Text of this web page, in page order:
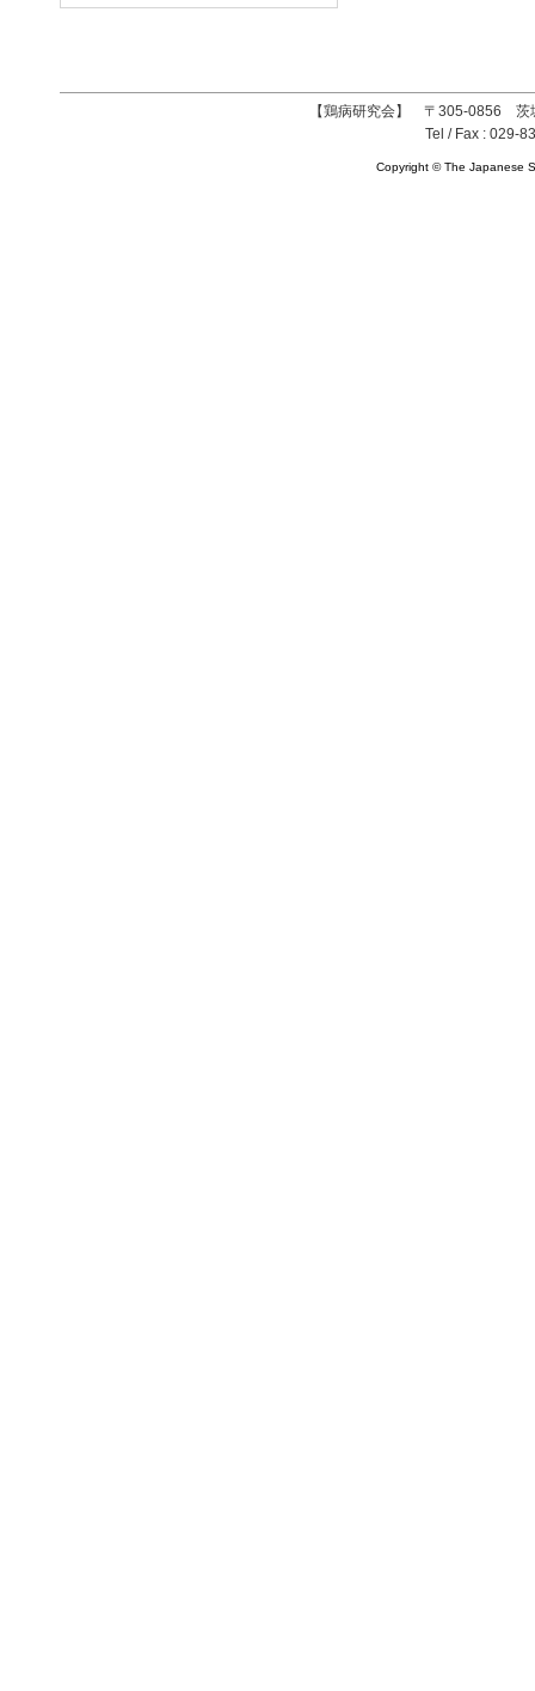
【鶏病研究会】 〒305-0856 茨
Tel / Fax : 029-
Copyright © The Japanese